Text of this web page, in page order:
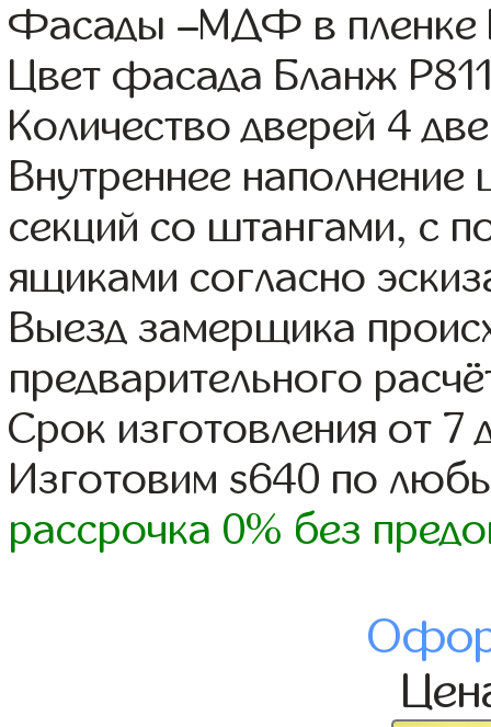
Фасады –МДФ в пленке
Цвет фасада Бланж
Количество дверей 4
Внутреннее
секций со штангами, с
ящиками согласно
Выезд замерщика
предварительного
Срок изготовления от 7
Изготовим s640 по
рассрочка 0% без